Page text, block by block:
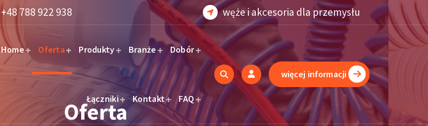
+48 788 922 938 węże i akcesoria dla przemysłu
Home Oferta Produkty Branże Dobór
Łączniki Kontakt FAQ
więcej informacji
Oferta